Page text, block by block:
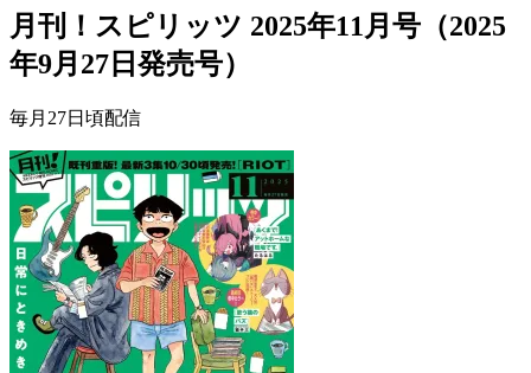
月刊！スピリッツ 2025年11月号（2025
年9月27日発売号）
毎月27日頃配信